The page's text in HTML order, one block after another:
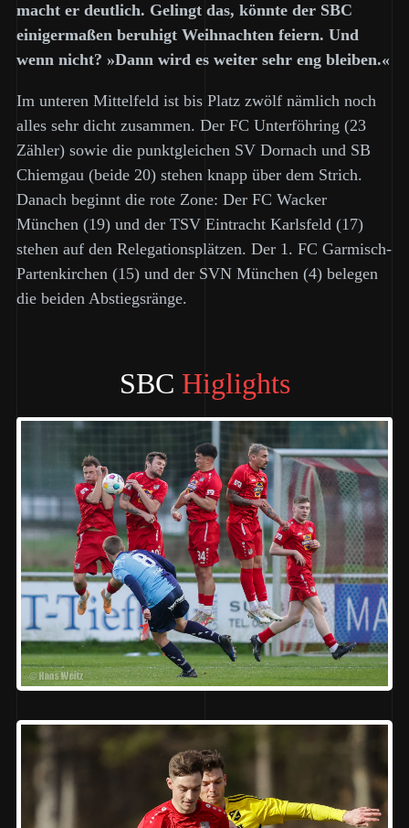
macht er deutlich. Gelingt das, könnte der SBC
einigermaßen beruhigt Weihnachten feiern. Und
wenn nicht? »Dann wird es weiter sehr eng bleiben.«
Im unteren Mittelfeld ist bis Platz zwölf nämlich noch
alles sehr dicht zusammen. Der FC Unterföhring (23
Zähler) sowie die punktgleichen SV Dornach und SB
Chiemgau (beide 20) stehen knapp über dem Strich.
Danach beginnt die rote Zone: Der FC Wacker
München (19) und der TSV Eintracht Karlsfeld (17)
stehen auf den Relegationsplätzen. Der 1. FC Garmisch-
Partenkirchen (15) und der SVN München (4) belegen
die beiden Abstiegsränge.
SBC Higlights